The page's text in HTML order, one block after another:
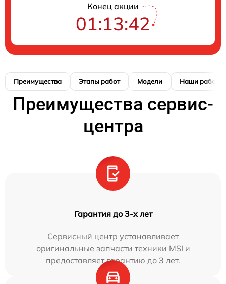
Конец акции
01:13:41
Преимущества Этапы работ Модели Наши работы
Преимущества сервис-
центра
Гарантия до 3-х лет
Сервисный центр устанавливает
оригинальные запчасти техники MSI и
предоставляет гарантию до 3 лет.